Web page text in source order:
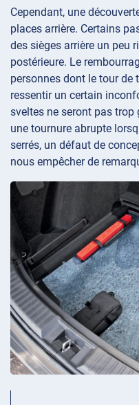
Cependant, une
places arrière. Certains
des sièges arrière un peu
postérieure. Le
personnes dont le tour de
ressentir un certain
sveltes ne seront pas trop
une tournure abrupte
serrés, un défaut de
nous empêcher de